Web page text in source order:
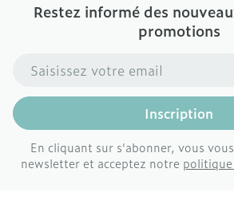
Restez informé des
promotions
Adresse mail
Inscription
En cliquant sur s'abonner, vous
newsletter et acceptez notre